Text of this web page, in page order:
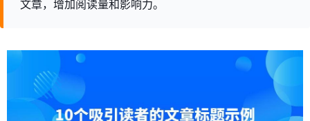
文章，增加阅读量和影响力。